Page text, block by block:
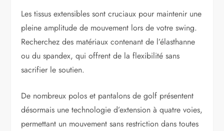
Les tissus extensibles sont cruciaux pour maintenir une
pleine amplitude de mouvement lors de votre swing.
Recherchez des matériaux contenant de l’élasthanne
ou du spandex, qui offrent de la flexibilité sans
sacrifier le soutien.
De nombreux polos et pantalons de golf présentent
désormais une technologie d’extension à quatre voies,
permettant un mouvement sans restriction dans toutes